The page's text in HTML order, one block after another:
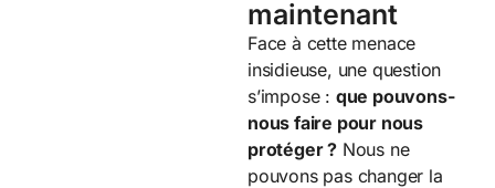
maintenant
Face à cette menace
insidieuse, une question
s’impose : que pouvons-
nous faire pour nous
protéger ? Nous ne
pouvons pas changer la